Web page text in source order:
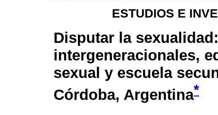
ESTUDIOS E
Disputar la
intergeneracionales,
sexual y escuela
Córdoba, Argentina*